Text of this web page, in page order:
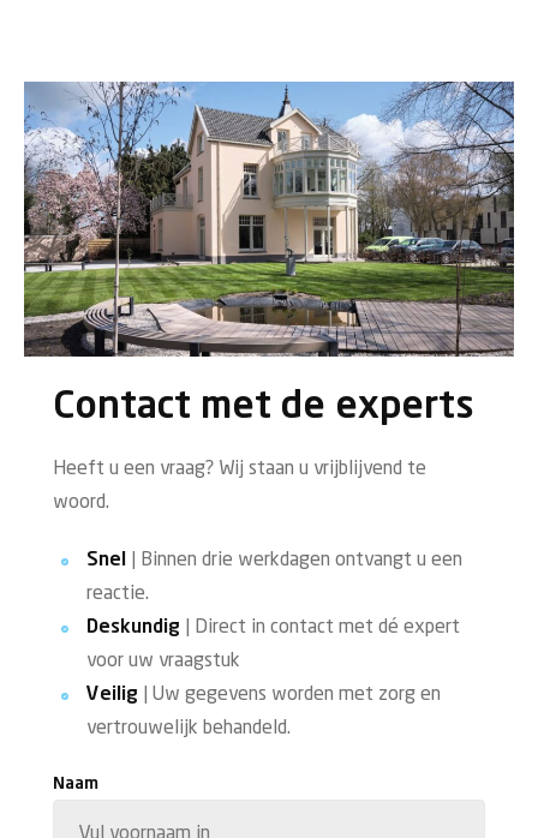
Contact met de experts
Heeft u een vraag? Wij staan u vrijblijvend te
woord.
Snel
| Binnen drie werkdagen ontvangt u een
reactie.
Deskundig | Direct in contact met dé expert
voor uw vraagstuk
Veilig | Uw gegevens worden met zorg en
vertrouwelijk behandeld.
Naam